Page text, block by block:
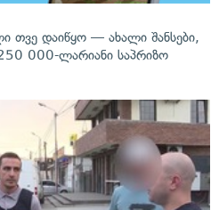
თვე დაიწყო — ახალი შანსები,
000-ლარიანი საპრიზო